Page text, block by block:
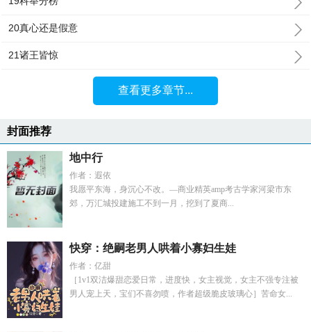
20真心还是假意
21诸王皆惊
查看更多章节...
封面推荐
地中行
作者：遐依
我愿平东海，身沉心不改。—商业精英amp考古学家河梁市东
郊，万汇城投建施工不到一月，挖到了夏商...
快穿：绝嗣老男人哄着小寡妇生娃
作者：亿甜
［1v1双洁爆甜恋爱日常，进度快，女主视觉，女主不强专注被
男人宠上天，宝们不喜勿喷，作者超级脆皮玻璃心］苦命女...